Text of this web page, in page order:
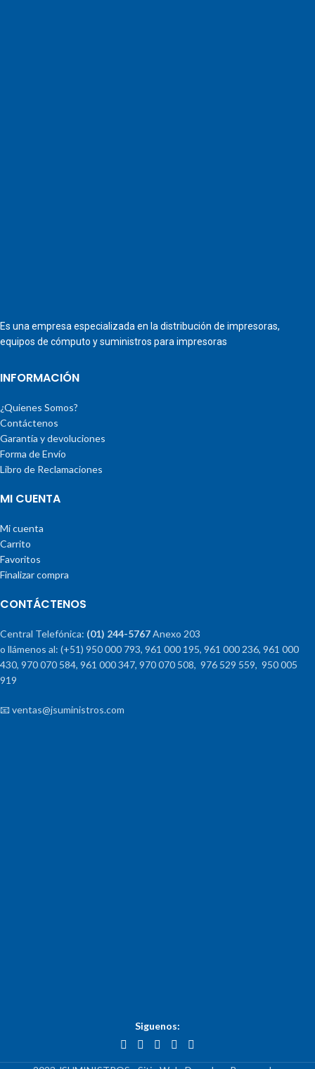
Es una empresa especializada en la distribución de impresoras,
equipos de cómputo y suministros para impresoras
INFORMACIÓN
¿Quienes Somos?
Contáctenos
Garantía y devoluciones
Forma de Envío
Libro de Reclamaciones
MI CUENTA
Mi cuenta
Carrito
Favoritos
Finalizar compra
CONTÁCTENOS
Central Telefónica: (01) 244-5767Anexo 203
o llámenos al: (+51) 950 000 793, 961 000 195, 961 000 236, 961 000
430, 970 070 584, 961 000 347, 970 070 508, 976 529 559, 950 005
919
📧 ventas@jsuministros.com
Siguenos: